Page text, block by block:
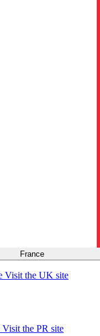
France
Visit the UK site
Visit the PR site